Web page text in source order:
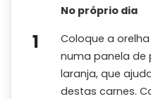
No próprio dia
Coloque a
numa panela de
laranja, que
destas carnes.